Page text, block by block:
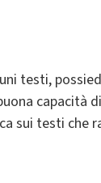
testi,
capacità
sui testi che